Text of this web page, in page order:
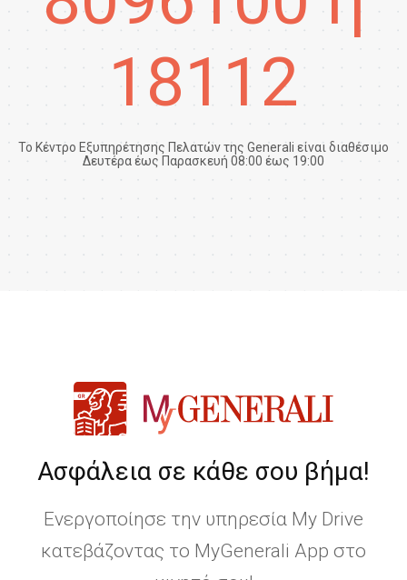
18112
Το Κέντρο Εξυπηρέτησης Πελατών της Generali είναι διαθέσιμο
Δευτέρα έως Παρασκευή 08:00 έως 19:00
Ασφάλεια σε κάθε σου βήμα!
Ενεργοποίησε την υπηρεσία My Drive
κατεβάζοντας το MyGenerali App στο